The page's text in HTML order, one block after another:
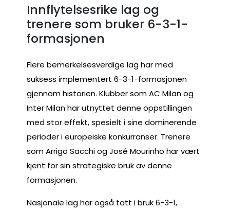
Innflytelsesrike lag og
trenere som bruker 6-3-1-
formasjonen
Flere bemerkelsesverdige lag har med
suksess implementert 6-3-1-formasjonen
gjennom historien. Klubber som AC Milan og
Inter Milan har utnyttet denne oppstillingen
med stor effekt, spesielt i sine dominerende
perioder i europeiske konkurranser. Trenere
som Arrigo Sacchi og José Mourinho har vært
kjent for sin strategiske bruk av denne
formasjonen.
Nasjonale lag har også tatt i bruk 6-3-1,